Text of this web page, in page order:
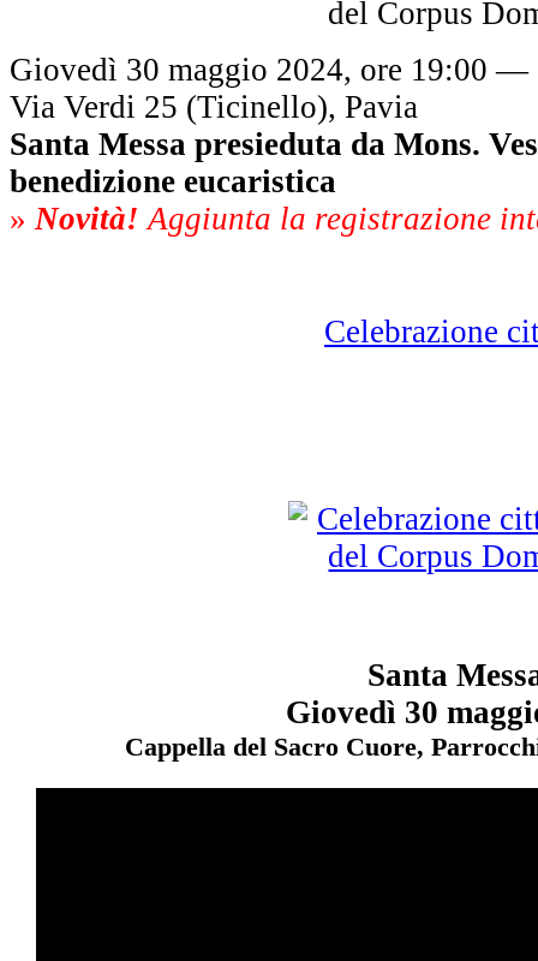
Giovedì 30 maggio 2024, ore 19:00 —
Via Verdi 25 (Ticinello), Pavia
Santa Messa presieduta da Mons.
benedizione eucaristica
» Novità! Aggiunta la registrazione
Celebrazione
Santa
Giovedì 30
Cappella del Sacro Cuore,